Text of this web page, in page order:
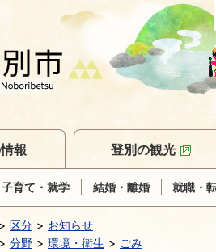
報
子育て・就学 結婚・離婚 就職・
登別の観光
区分
お知らせ
分野 環境・衛生
ごみ